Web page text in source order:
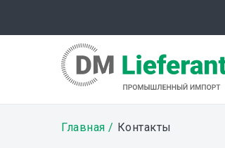
содержанию
Строка
Главная Контакты